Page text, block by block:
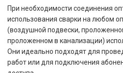
При необходимости соединения
использования сварки на любом
(воздушной подвески,
проложенном в канализации)
Они идеально подходят для
работ или для подключения